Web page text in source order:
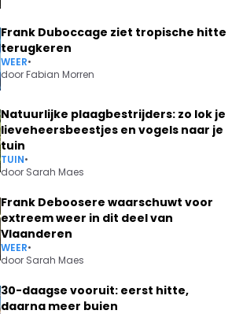
Frank Duboccage ziet tropische hitte
terugkeren
WEER•
doorFabian Morren
Natuurlijke plaagbestrijders: zo lok je
lieveheersbeestjes en vogels naar je
tuin
TUIN•
door Sarah Maes
Frank Deboosere waarschuwt voor
extreem weer in dit deel van
Vlaanderen
WEER•
door Sarah Maes
30-daagse vooruit: eerst hitte,
daarna meer buien